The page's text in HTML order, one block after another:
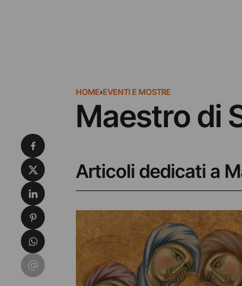
HOME›EVENTI E MOSTRE
Maestro di
Articoli dedicati a
Condividi su Facebook
Condividi su X
Condividi su LinkedIn
Condividi su Pinterest
Condividi su WhatsApp
Condividi su Email